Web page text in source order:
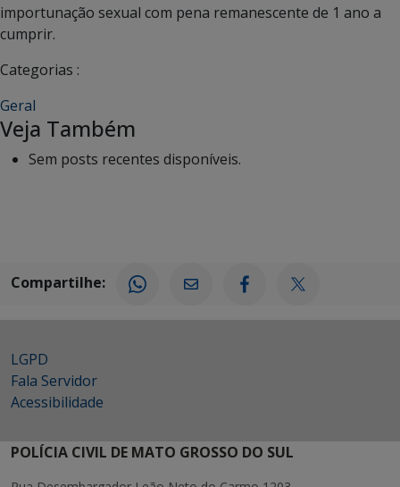
importunação sexual com pena remanescente de 1 ano a
cumprir.
Categorias :
Geral
Veja Também
Sem posts recentes disponíveis.
Compartilhe:
LGPD
Fala Servidor
Acessibilidade
POLÍCIA CIVIL DE MATO GROSSO DO SUL